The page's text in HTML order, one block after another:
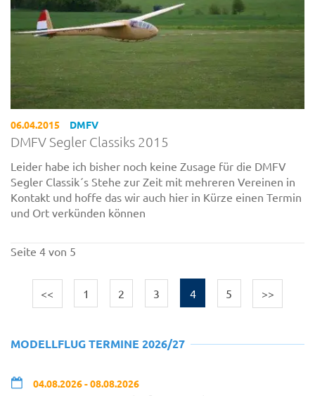
06.04.2015 DMFV
DMFV Segler Classiks 2015
Leider habe ich bisher noch keine Zusage für die DMFV
Segler Classik´s Stehe zur Zeit mit mehreren Vereinen in
Kontakt und hoffe das wir auch hier in Kürze einen Termin
und Ort verkünden können
Seite 4 von 5
<< 1 2 3 4 5 >>
MODELLFLUG TERMINE 2026/27
04.08.2026 - 08.08.2026